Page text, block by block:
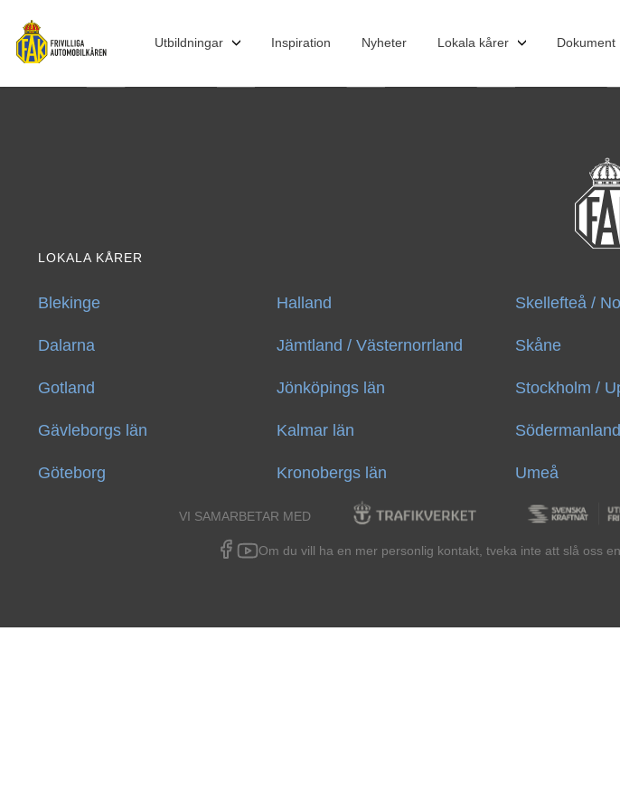
Utbildningar Inspiration Nyheter Lokala kårer Dokument
LOKALA KÅRER
Blekinge
Dalarna
Gotland
Gävleborgs län
Göteborg
Halland
Jämtland / Västernorrland
Jönköpings län
Kalmar län
Kronobergs län
Skellefteå /
Skåne
Stockholm /
Södermanland
Umeå
VI SAMARBETAR MED
Om du vill ha en mer personlig kontakt, tveka inte att slå oss